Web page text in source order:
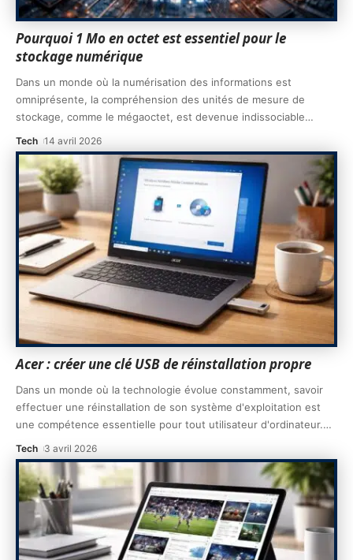
Pourquoi 1 Mo en octet est essentiel pour le
stockage numérique
Dans un monde où la numérisation des informations est
omniprésente, la compréhension des unités de mesure de
stockage, comme le mégaoctet, est devenue indissociable…
Tech 14 avril 2026
Acer : créer une clé USB de réinstallation propre
Dans un monde où la technologie évolue constamment, savoir
effectuer une réinstallation de son système d'exploitation est
une compétence essentielle pour tout utilisateur d'ordinateur.…
Tech 3 avril 2026